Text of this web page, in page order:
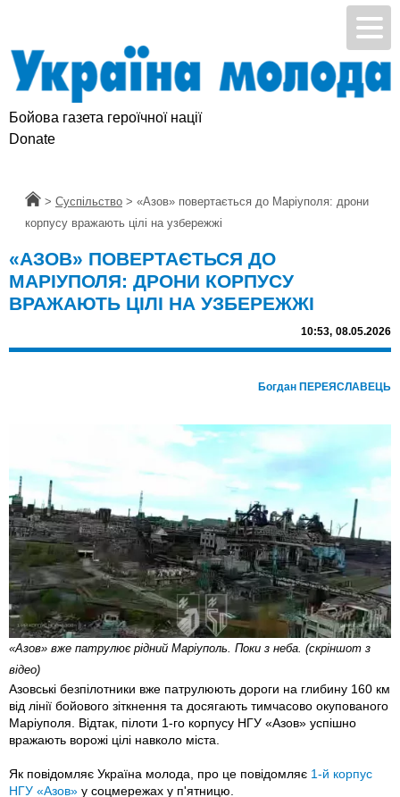
Бойова газета героїчної нації
Donate
Головна
> Суспільство > «Азов» повертається до Маріуполя: дрони
корпусу вражають цілі на узбережжі
«АЗОВ» ПОВЕРТАЄТЬСЯ ДО
МАРІУПОЛЯ: ДРОНИ КОРПУСУ
ВРАЖАЮТЬ ЦІЛІ НА УЗБЕРЕЖЖІ
10:53, 08.05.2026
Богдан ПЕРЕЯСЛАВЕЦЬ
«Азов» вже патрулює рідний Маріуполь. Поки з неба. (скріншот з
відео)
Азовські безпілотники вже патрулюють дороги на глибину 160 км
від лінії бойового зіткнення та досягають тимчасово окупованого
Маріуполя. Відтак, пілоти 1-го корпусу НГУ «Азов» успішно
вражають ворожі цілі навколо міста.
Як повідомляє Україна молода, про це повідомляє 1-й корпус
НГУ «Азов» у соцмережах у п'ятницю.